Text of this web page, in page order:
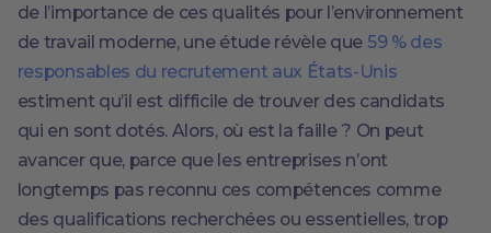
de l’importance de ces qualités pour l’environnement
de travail moderne, une étude révèle que 59 % des
responsables du recrutement aux États-Unis
estiment qu’il est difficile de trouver des candidats
qui en sont dotés. Alors, où est la faille ? On peut
avancer que, parce que les entreprises n’ont
longtemps pas reconnu ces compétences comme
des qualifications recherchées ou essentielles, trop